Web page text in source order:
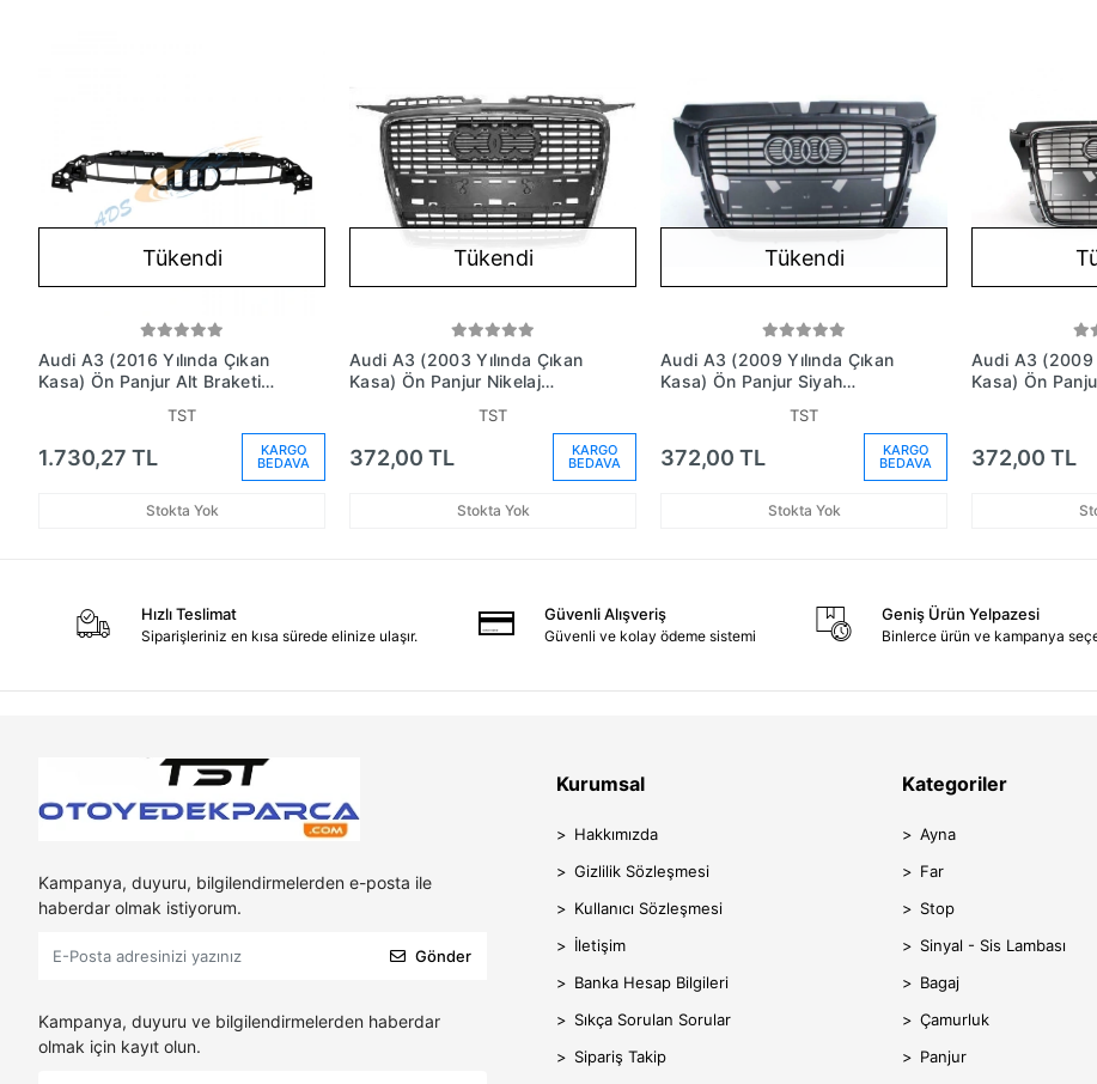
Tükendi
Audi A3 (2016 Yılında Çıkan
Kasa) Ön Panjur Alt Braketi
TST
1.730,27 TL KARGO
BEDAVA
Stokta Yok
Tükendi
Audi A3 (2003 Yılında Çıkan
Kasa) Ön Panjur Nikelaj
8P4853651A1Qp)
TST
372,00 TL KARGO
BEDAVA
Stokta Yok
Tükendi
Audi A3 (2009 Yılında Çıkan
Kasa) Ön Panjur Siyah
No: 8P0853651Pvmz)
TST
372,00 TL KARGO
BEDAVA
Stokta Yok
Audi A3 (2009
Kasa) Ön
No:
372,00 TL
Hızlı Teslimat
Siparişleriniz en kısa sürede elinize ulaşır.
Güvenli Alışveriş
Güvenli ve kolay ödeme sistemi
Geniş Ürün Yelpazesi
Binlerce ürün ve kampanya
Kampanya, duyuru, bilgilendirmelerden e-posta ile
haberdar olmak istiyorum.
Gönder
Kampanya, duyuru ve bilgilendirmelerden haberdar
olmak için kayıt olun.
Kurumsal
Hakkımızda
Gizlilik Sözleşmesi
Kullanıcı Sözleşmesi
İletişim
Banka Hesap Bilgileri
Sıkça Sorulan Sorular
Sipariş Takip
Kategoriler
Ayna
Far
Stop
Sinyal - Sis Lambası
Bagaj
Çamurluk
Panjur